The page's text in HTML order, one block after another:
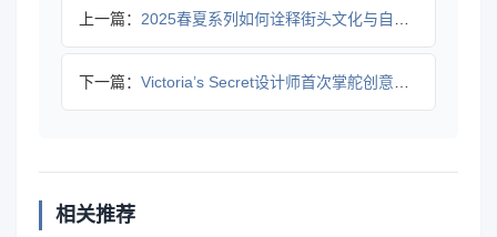
上一篇： 2025春夏系列如何诠释街头文化与自由个性？
下一篇： Victoria’s Secret设计师首次掌舵创意总监 重
相关推荐